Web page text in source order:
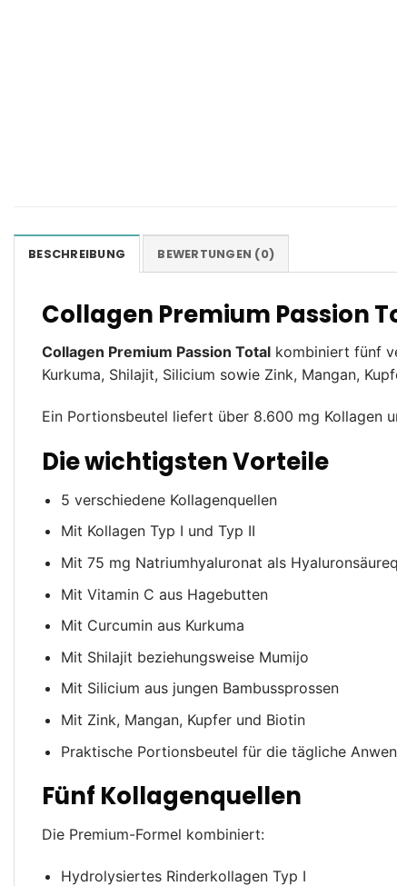
BESCHREIBUNG BEWERTUNGEN (0)
Collagen Premium Passion
Collagen Premium Passion Total kombiniert fünf
Kurkuma, Shilajit, Silicium sowie Zink, Mangan,
Ein Portionsbeutel liefert über 8.600 mg Kollagen
Die wichtigsten Vorteile
5 verschiedene Kollagenquellen
Mit Kollagen Typ I und Typ II
Mit 75 mg Natriumhyaluronat als
Mit Vitamin C aus Hagebutten
Mit Curcumin aus Kurkuma
Mit Shilajit beziehungsweise Mumijo
Mit Silicium aus jungen Bambussprossen
Mit Zink, Mangan, Kupfer und Biotin
Praktische Portionsbeutel für die tägliche
Fünf Kollagenquellen
Die Premium-Formel kombiniert:
Hydrolysiertes Rinderkollagen Typ I